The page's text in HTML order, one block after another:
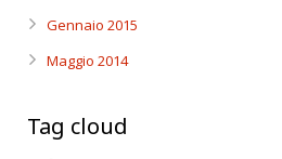
Gennaio 2015
Maggio 2014
Tag cloud